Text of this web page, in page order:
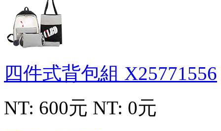
四件式背包組 X25771556
NT: 600元 NT: 0元